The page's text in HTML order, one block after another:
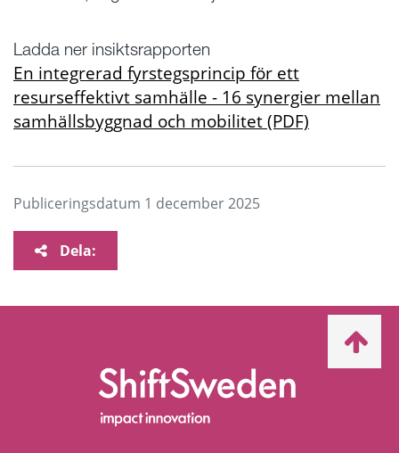
Ladda ner insiktsrapporten
En integrerad fyrstegsprincip för ett
resurseffektivt samhälle - 16 synergier mellan
samhällsbyggnad och mobilitet (PDF)
Publiceringsdatum 1 december 2025
Dela:
mig